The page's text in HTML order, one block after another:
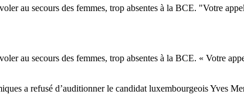
au secours des femmes, trop absentes à la BCE. "Votre
au secours des femmes, trop absentes à la BCE. « Votre
a refusé d’auditionner le candidat luxembourgeois Yves